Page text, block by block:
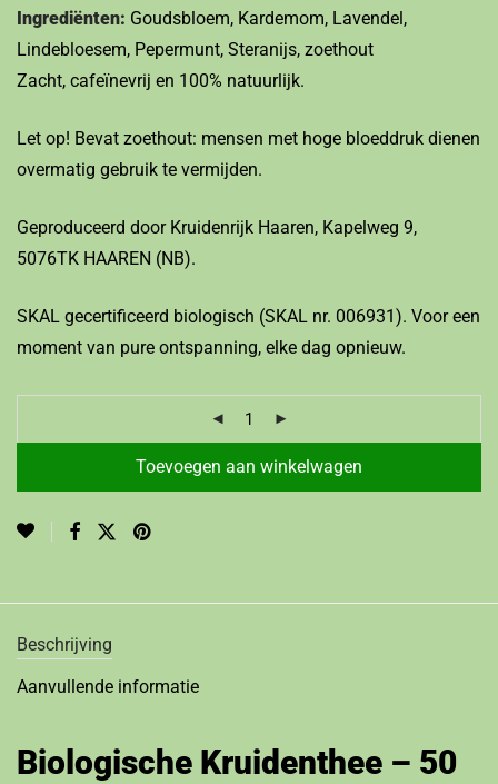
Ingrediënten: Goudsbloem, Kardemom, Lavendel,
Lindebloesem, Pepermunt, Steranijs, zoethout
Zacht, cafeïnevrij en 100% natuurlijk.
Let op! Bevat zoethout: mensen met hoge bloeddruk dienen
overmatig gebruik te vermijden.
Geproduceerd door Kruidenrijk Haaren, Kapelweg 9,
5076TK HAAREN (NB).
SKAL gecertificeerd biologisch (SKAL nr. 006931). Voor een
moment van pure ontspanning, elke dag opnieuw.
Toevoegen aan winkelwagen
Beschrijving
Aanvullende informatie
Biologische Kruidenthee – 50